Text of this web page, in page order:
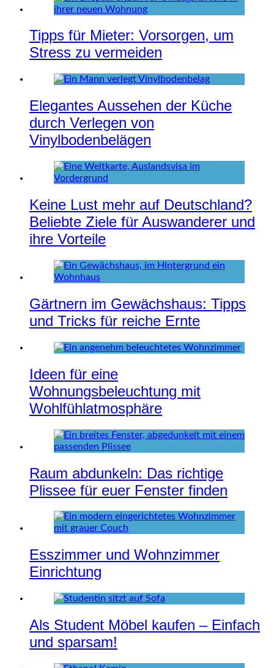
Tipps für Mieter: Vorsorgen, um
Stress zu vermeiden
Elegantes Aussehen der Küche
durch Verlegen von
Vinylbodenbelägen
Keine Lust mehr auf Deutschland?
Beliebte Ziele für Auswanderer und
ihre Vorteile
Gärtnern im Gewächshaus: Tipps
und Tricks für reiche Ernte
Ideen für eine
Wohnungsbeleuchtung mit
Wohlfühlatmosphäre
Raum abdunkeln: Das richtige
Plissee für euer Fenster finden
Esszimmer und Wohnzimmer
Einrichtung
Als Student Möbel kaufen – Einfach
und sparsam!